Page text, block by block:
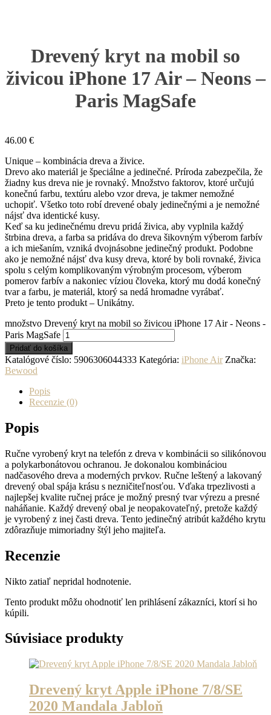
Drevený kryt na mobil so
živicou iPhone 17 Air – Neons –
Paris MagSafe
46.00 €
Unique – kombinácia dreva a živice.
Drevo ako materiál je špeciálne a jedinečné. Príroda zabezpečila, že
žiadny kus dreva nie je rovnaký. Množstvo faktorov, ktoré určujú
konečnú farbu, textúru alebo vzor dreva, je takmer nemožné
uchopiť. Všetko toto robí drevené obaly jedinečnými a je nemožné
nájsť dva identické kusy.
Keď sa ku jedinečnému drevu pridá živica, aby vyplnila každý
štrbina dreva, a farba sa pridáva do dreva šikovným výberom farbív
a ich miešaním, vzniká dvojnásobne jedinečný produkt. Podobne
ako je nemožné nájsť dva kusy dreva, ktoré by boli rovnaké, živica
spolu s celým komplikovaným výrobným procesom, výberom
pomerov farbív a nakoniec víziou človeka, ktorý mu dodá konečný
tvar a farbu, je materiál, ktorý sa nedá hromadne vyrábať.
Preto je tento produkt – Unikátny.
množstvo Drevený kryt na mobil so živicou iPhone 17 Air - Neons -
Paris MagSafe
Pridať do košíka
Katalógové číslo: 5906306044333 Kategória: iPhone Air Značka:
Bewood
Popis
Recenzie (0)
Popis
Ručne vyrobený kryt na telefón z dreva v kombinácii so silikónovou
a polykarbonátovou ochranou. Je dokonalou kombináciou
nadčasového dreva a moderných prvkov. Ručne leštený a lakovaný
drevený obal spája krásu s nezničiteľnosťou. Vďaka trpezlivosti a
najlepšej kvalite ručnej práce je možný presný tvar výrezu a presné
naháňanie. Každý drevený obal je neopakovateľný, pretože každý
je vyrobený z inej časti dreva. Tento jedinečný atribút každého krytu
zdôrazňuje mimoriadny štýl jeho majiteľa.
Recenzie
Nikto zatiaľ nepridal hodnotenie.
Tento produkt môžu ohodnotiť len prihlásení zákazníci, ktorí si ho
kúpili.
Súvisiace produkty
Drevený kryt Apple iPhone 7/8/SE
2020 Mandala Jabloň